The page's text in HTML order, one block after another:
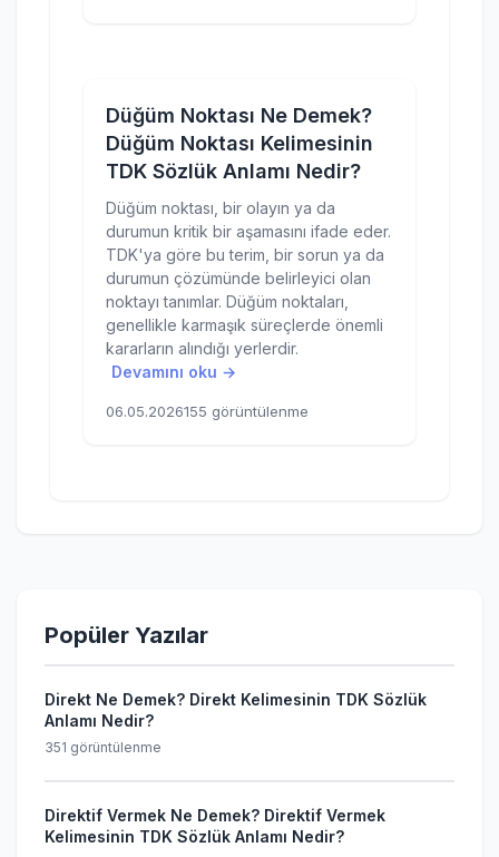
Düğüm Noktası Ne Demek?
Düğüm Noktası Kelimesinin
TDK Sözlük Anlamı Nedir?
Düğüm noktası, bir olayın ya da
durumun kritik bir aşamasını ifade eder.
TDK'ya göre bu terim, bir sorun ya da
durumun çözümünde belirleyici olan
noktayı tanımlar. Düğüm noktaları,
genellikle karmaşık süreçlerde önemli
kararların alındığı yerlerdir.
Devamını oku →
06.05.2026155 görüntülenme
Popüler Yazılar
Direkt Ne Demek? Direkt Kelimesinin TDK Sözlük
Anlamı Nedir?
351 görüntülenme
Direktif Vermek Ne Demek? Direktif Vermek
Kelimesinin TDK Sözlük Anlamı Nedir?